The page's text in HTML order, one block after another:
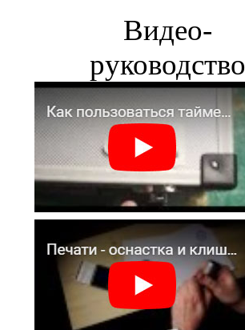
Видео-
руководство